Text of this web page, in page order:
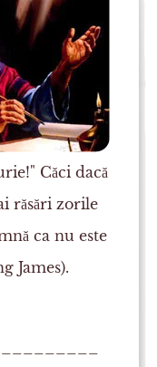
Căci dacă
răsări zorile
ca nu este
James).